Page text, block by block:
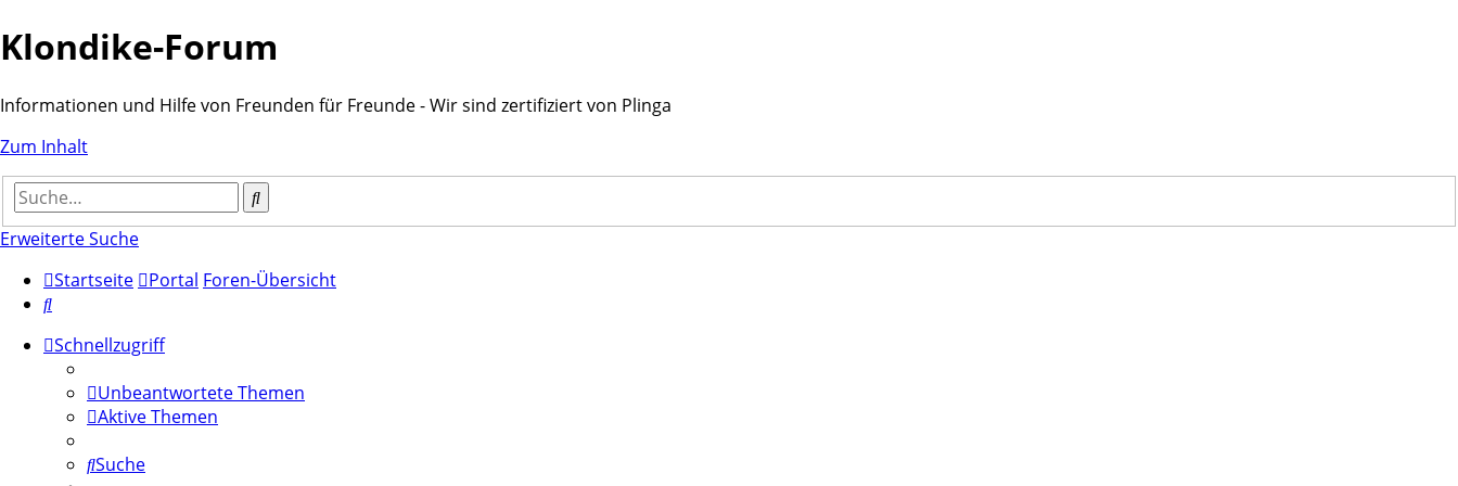
Klondike-Forum
Informationen und Hilfe von Freunden für Freunde - Wir sind zertifiziert von Plinga
Zum Inhalt
Suche
Erweiterte Suche
Startseite
Portal Foren-Übersicht
Suche
Schnellzugriff
Unbeantwortete Themen
Aktive Themen
Suche